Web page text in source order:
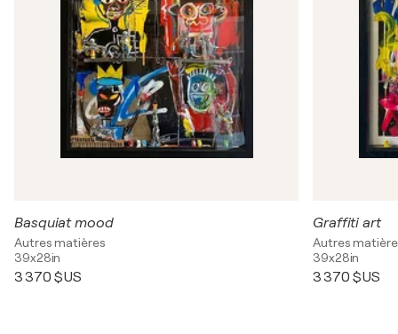
Basquiat mood
Autres matières
39x28in
3 370 $US
Graffiti art
Autres
39x28in
3 370 $US